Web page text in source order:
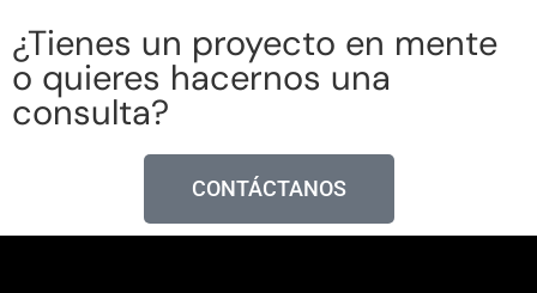
¿Tienes un proyecto en mente
o quieres hacernos una
consulta?
CONTÁCTANOS